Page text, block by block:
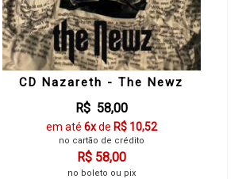
CD Nazareth - The Newz
R$ 58,00
em até 6xde R$ 10,52
no cartão de crédito
R$ 58,00
no boleto ou pix